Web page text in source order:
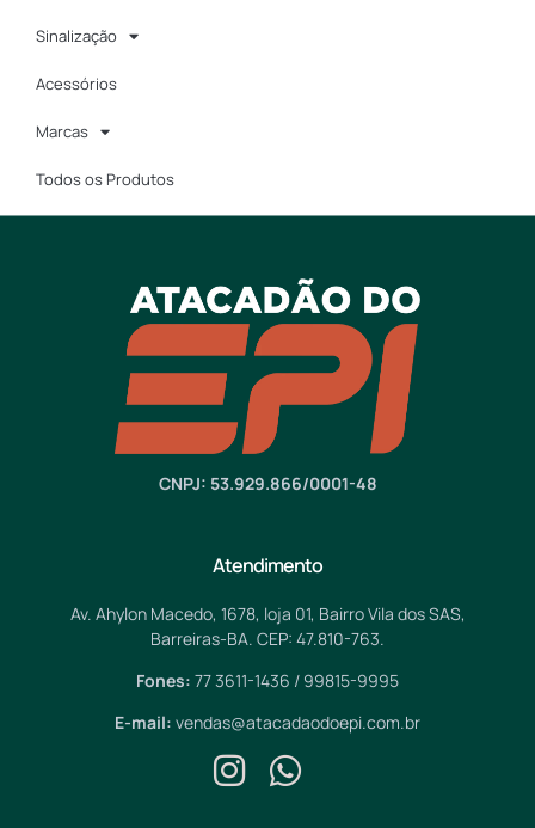
Sinalização
Acessórios
Marcas
Todos os Produtos
CNPJ: 53.929.866/0001-48
Atendimento
Av. Ahylon Macedo, 1678, loja 01, Bairro Vila dos SAS,
Barreiras-BA. CEP: 47.810-763.
Fones: 77 3611-1436 / 99815-9995
E-mail: vendas@atacadaodoepi.com.br